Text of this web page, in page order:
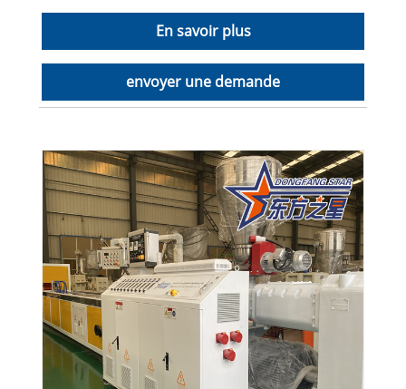
En savoir plus
envoyer une demande